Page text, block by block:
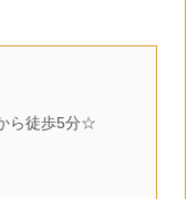
ら徒歩5分☆